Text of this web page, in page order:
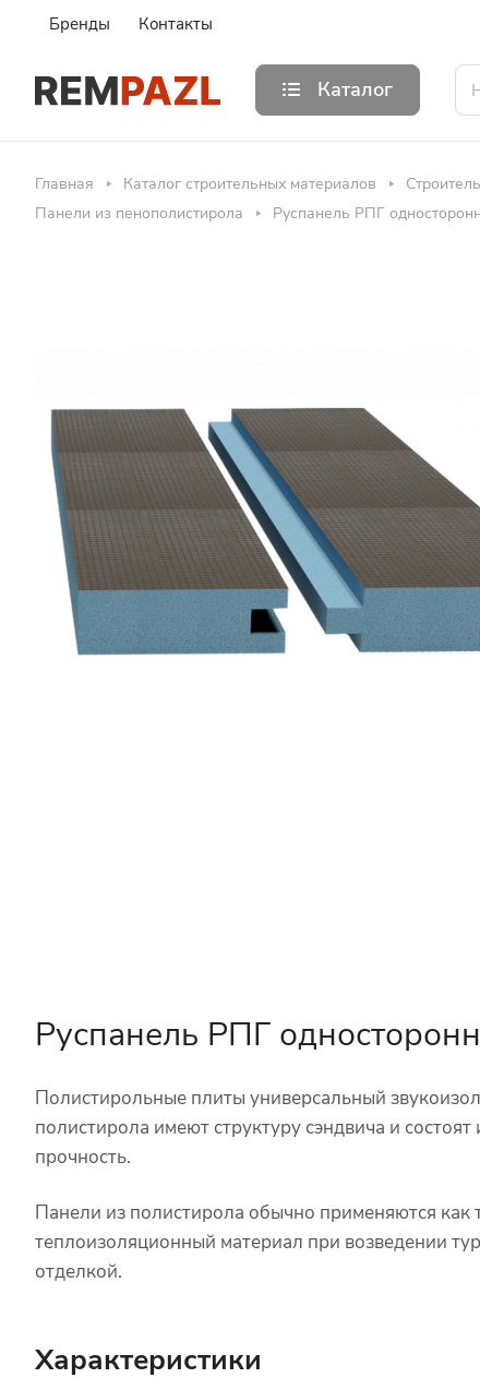
Бренды Контакты
Каталог
Главная Каталог строительных материалов
Панели из пенополистирола
Руспанель РПГ
Руспанель РПГ
Полистирольные плиты универсальный
полистирола имеют структуру сэндвича и
прочность.
Панели из полистирола обычно применяются
теплоизоляционный материал при возведении
отделкой.
Характеристики